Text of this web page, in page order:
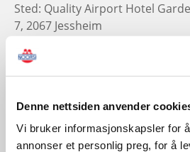
Denne nettsiden anvender
Vi bruker informasjonskapsler for
annonser et personlig preg, for å
Sted: Quality Airport Hotel
7, 2067 Jessheim
Sertifisert opplæring/kontroll
November